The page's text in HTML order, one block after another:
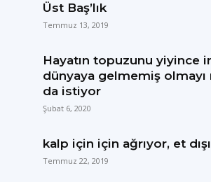
Üst Baş’lık
Temmuz 13, 2019
Hayatın topuzunu yiyince
dünyaya gelmemiş olmayı
da istiyor
Şubat 6, 2020
kalp için için ağrıyor, et
Temmuz 22, 2019